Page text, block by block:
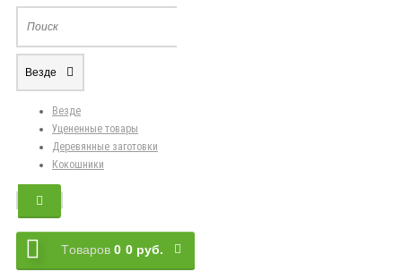
Везде
Везде
Уцененные товары
Деревянные заготовки
Кокошники
Tоваров 0 0 руб.